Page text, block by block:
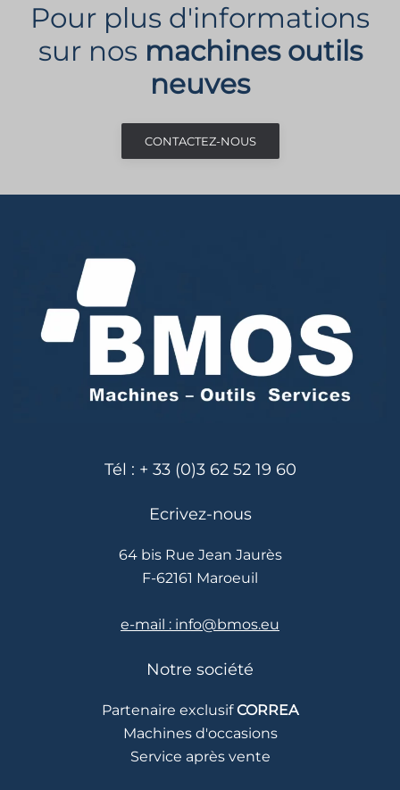
Pour plus d'informations
sur nos machines outils
neuves
CONTACTEZ-NOUS
Tél : + 33 (0)3 62 52 19 60
Ecrivez-nous
64 bis Rue Jean Jaurès
F-62161 Maroeuil
e-mail : info@bmos.eu
Notre société
Partenaire exclusifCORREA
Machines d'occasions
Service après vente